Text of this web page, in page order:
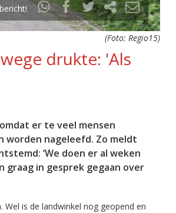
(Foto: Regio15)
drukte: 'Als
er te veel mensen
worden nageleefd. Zo meldt
‘We doen er al weken
graag in gesprek gegaan over
is de landwinkel nog geopend en